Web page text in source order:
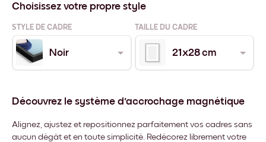
Choisissez votre propre style
STYLE DE CADRE TAILLE DU CADRE
Noir 21x28 cm
Découvrez le système d'accrochage magnétique
Alignez, ajustez et repositionnez parfaitement vos cadres sans
aucun dégât et en toute simplicité. Redécorez librement votre